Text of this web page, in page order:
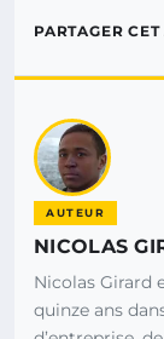
PARTAGER
AUTEUR
NICOLAS
Nicolas Girard
quinze ans